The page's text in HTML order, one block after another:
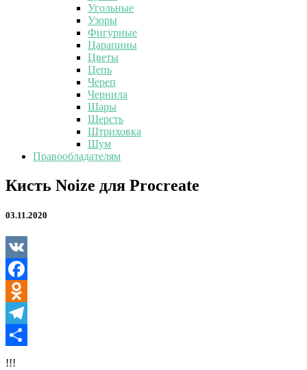
Угольные
Узоры
Фигурные
Царапины
Цветы
Цепь
Череп
Чернила
Шары
Шерсть
Штриховка
Шум
Правообладателям
Кисть
Noize
Procreate
Кисть Noize для Procreate
03.11.2020
VK
Facebook
Odnoklassniki
Telegram
Отправить
!!!